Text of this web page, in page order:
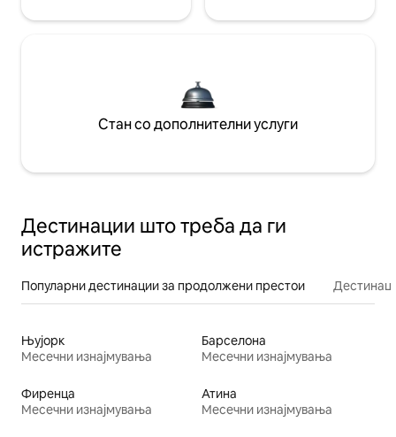
Стан со дополнителни услуги
Дестинации што треба да ги
истражите
Популарни дестинации за продолжени престои
Њујорк
Месечни изнајмувања
Барселона
Месечни изнајмувања
Фиренца
Месечни изнајмувања
Атина
Месечни изнајмувања